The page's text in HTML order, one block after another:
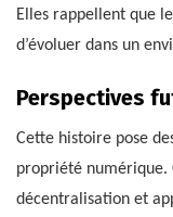
Elles rappellent que
d’évoluer dans un
Perspectives
Cette histoire pose
propriété numérique.
décentralisation et